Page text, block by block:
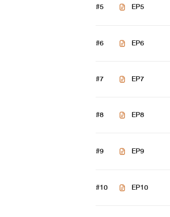
#5 EP5
#6 EP6
#7 EP7
#8 EP8
#9 EP9
#10 EP10